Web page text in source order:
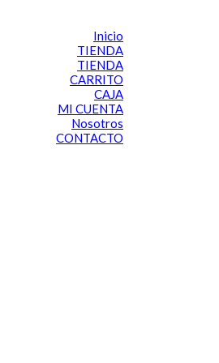
Inicio
TIENDA
TIENDA
CARRITO
CAJA
MI CUENTA
Nosotros
CONTACTO